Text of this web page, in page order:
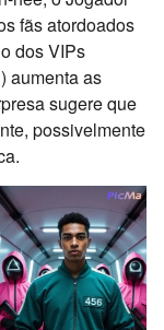
fãs atordoados
dos VIPs
aumenta as
sugere que
possivelmente